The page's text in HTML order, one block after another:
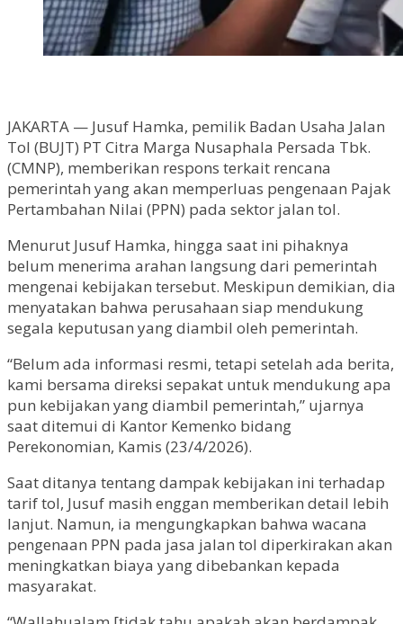
JAKARTA — Jusuf Hamka, pemilik Badan Usaha Jalan
Tol (BUJT) PT Citra Marga Nusaphala Persada Tbk.
(CMNP), memberikan respons terkait rencana
pemerintah yang akan memperluas pengenaan Pajak
Pertambahan Nilai (PPN) pada sektor jalan tol.
Menurut Jusuf Hamka, hingga saat ini pihaknya
belum menerima arahan langsung dari pemerintah
mengenai kebijakan tersebut. Meskipun demikian, dia
menyatakan bahwa perusahaan siap mendukung
segala keputusan yang diambil oleh pemerintah.
“Belum ada informasi resmi, tetapi setelah ada berita,
kami bersama direksi sepakat untuk mendukung apa
pun kebijakan yang diambil pemerintah,” ujarnya
saat ditemui di Kantor Kemenko bidang
Perekonomian, Kamis (23/4/2026).
Saat ditanya tentang dampak kebijakan ini terhadap
tarif tol, Jusuf masih enggan memberikan detail lebih
lanjut. Namun, ia mengungkapkan bahwa wacana
pengenaan PPN pada jasa jalan tol diperkirakan akan
meningkatkan biaya yang dibebankan kepada
masyarakat.